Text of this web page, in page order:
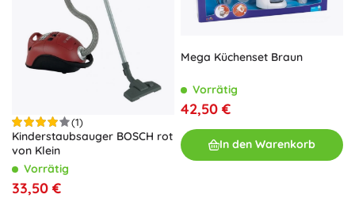
(1)
Kinderstaubsauger BOSCH rot
von Klein
Vorrätig
33,50 €
Mega Küchenset Braun
Vorrätig
42,50 €
In den Warenkorb